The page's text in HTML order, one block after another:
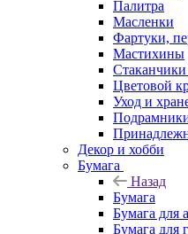
Палитра
Масленки
Фартуки,
Мастихины
Цветовой
Уход и
Декор и хобби
Бумага
Назад
Бумага
Бумага для
Бумага для